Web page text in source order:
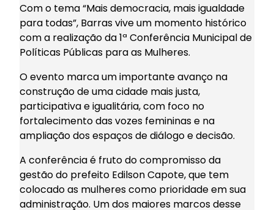
Com o tema “Mais democracia, mais igualdade
para todas”, Barras vive um momento histórico
com a realização da 1ª Conferência Municipal de
Políticas Públicas para as Mulheres.
O evento marca um importante avanço na
construção de uma cidade mais justa,
participativa e igualitária, com foco no
fortalecimento das vozes femininas e na
ampliação dos espaços de diálogo e decisão.
A conferência é fruto do compromisso da
gestão do prefeito Edilson Capote, que tem
colocado as mulheres como prioridade em sua
administração. Um dos maiores marcos desse